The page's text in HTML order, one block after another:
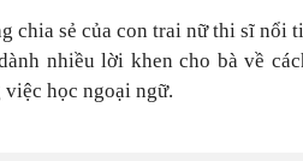
chia sẻ của con trai nữ thi sĩ nổi
nhiều lời khen cho bà về
việc học ngoại ngữ.